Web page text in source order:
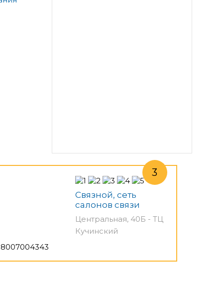
Связной, сеть
салонов связи
Центральная, 40Б - ТЦ
Кучинский
8007004343